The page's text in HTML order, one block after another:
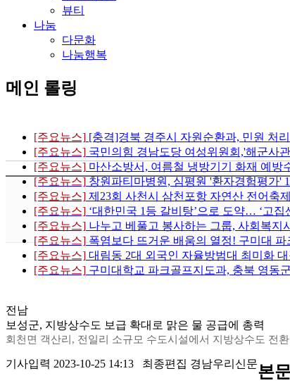
뷰티
나눔
다문화
나눔행복
메인 롤링
[주요뉴스] [충격]경북 경주시 자원순환과, 민원 처
[주요뉴스] 국민의힘 경남도당 여성위원회,'해군사
[주요뉴스] 마산소방서, 여름철 냉방기기 화재 예방
[주요뉴스] 창원파티마병원, 심평원 '환자경험평가'
[주요뉴스] 제23회 사천시 삼천포항 자연산 전어축
[주요뉴스] ‘대한민국 1등 갈비탕’으로 도약… ‘고
[주요뉴스] 나누고 베풀고 봉사하는 그룹, 사회복지
[주요뉴스] 폭염보다 뜨거운 배움의 열정! 구미대
[주요뉴스] 대림동 2대 외국인 자율방범대 최미화
[주요뉴스] 구미대학교 파크골프지도과, 충북 영동
전남
보성군, 지방상수도 보급 확대로 맑은 물 공급에 총력
회천면 객산리, 전일리 소규모 수도시설에서 지방상수도 전환
기사입력 2023-10-25 14:13 최종편집 경남우리신문본